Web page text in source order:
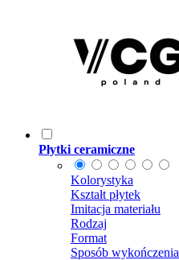
Płytki ceramiczne
Kolorystyka
Kształt płytek
Imitacja materiału
Rodzaj
Format
Sposób wykończenia